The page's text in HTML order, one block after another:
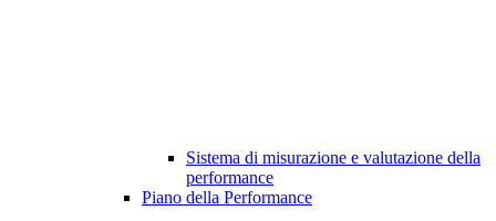
Sistema di misurazione e valutazione della
performance
Piano della Performance